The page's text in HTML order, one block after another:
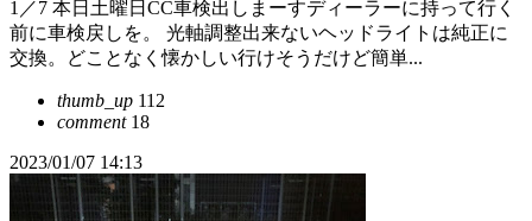
1／7 本日土曜日CC車検出しまーすディーラーに持って行く
前に車検戻しを。 光軸調整出来ないヘッドライトは純正に
交換。どことなく懐かしい行けそうだけど簡単...
thumb_up 112
comment18
2023/01/07 14:13